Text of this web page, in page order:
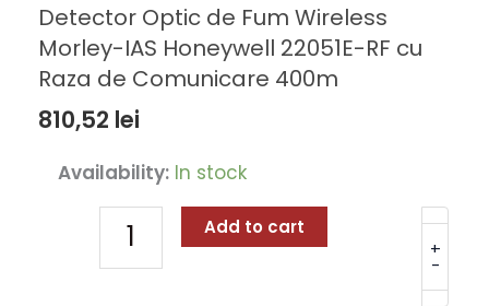
Detector Optic de Fum Wireless
Morley-IAS Honeywell 22051E-RF cu
Raza de Comunicare 400m
810,52 lei
Availability: In stock
-
Optic
Wireless
+
Add to cart